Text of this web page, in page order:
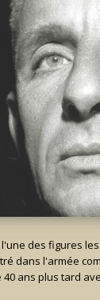
des figures
dans l'armée
ans plus tard